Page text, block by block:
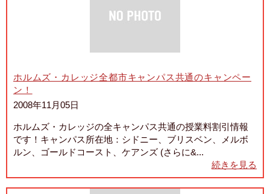
ホルムズ・カレッジ全都市キャンパス共通のキャンペー
ン！
2008年11月05日
ホルムズ・カレッジの全キャンパス共通の授業料割引情報
です！キャンパス所在地：シドニー、ブリスベン、メルボ
ルン、ゴールドコースト、ケアンズ (さらに&...
続きを見る